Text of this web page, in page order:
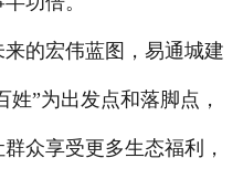
的宏伟蓝图，易通城建
姓”为出发点和落脚点，
众享受更多生态福利，